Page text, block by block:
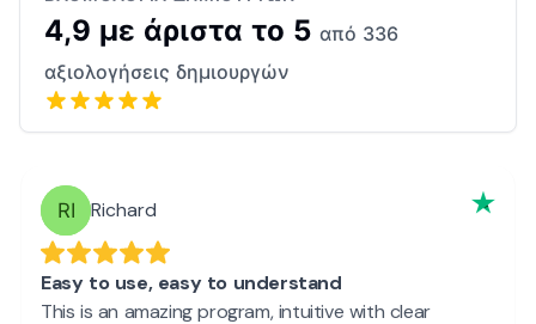
4,9 με άριστα το 5 από 336
αξιολογήσεις δημιουργών